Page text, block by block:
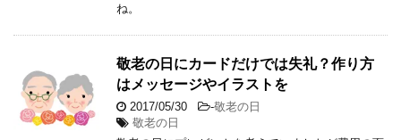
ね。
敬老の日にカードだけでは失礼？作り方
はメッセージやイラストを
2017/05/30 -敬老の日
敬老の日